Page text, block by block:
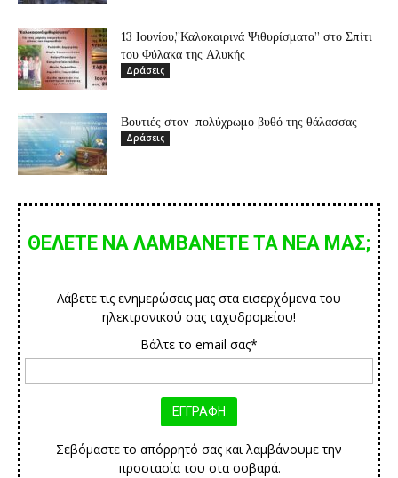
13 Ιουνίου,”Καλοκαιρινά Ψιθυρίσματα” στο Σπίτι
του Φύλακα της Αλυκής
Δράσεις
Βουτιές στον πολύχρωμο βυθό της θάλασσας
Δράσεις
ΘΕΛΕΤΕ ΝΑ ΛΑΜΒΑΝΕΤΕ ΤΑ ΝΕΑ ΜΑΣ;
Λάβετε τις ενημερώσεις μας στα εισερχόμενα του
ηλεκτρονικού σας ταχυδρομείου!
Βάλτε το email σας*
Σεβόμαστε το απόρρητό σας και λαμβάνουμε την
προστασία του στα σοβαρά.